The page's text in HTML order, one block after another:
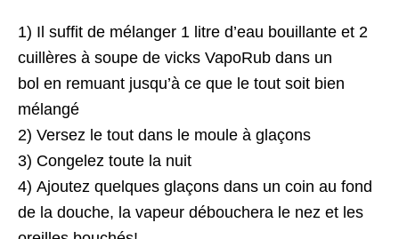
1) Il suffit de mélanger 1 litre d’eau bouillante et 2
cuillères à soupe de vicks VapoRub dans un
bol en remuant jusqu’à ce que le tout soit bien
mélangé
2) Versez le tout dans le moule à glaçons
3) Congelez toute la nuit
4) Ajoutez quelques glaçons dans un coin au fond
de la douche, la vapeur débouchera le nez et les